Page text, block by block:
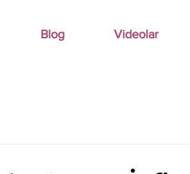
Blog Videolar